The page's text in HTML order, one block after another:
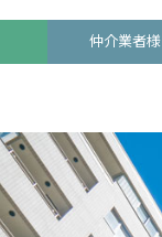
仲介業者様